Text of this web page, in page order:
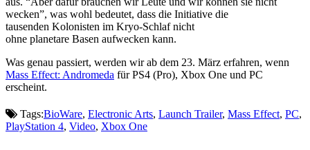
wecken”, was wohl bedeutet, dass die Initiative die
tausenden Kolonisten im Kryo-Schlaf nicht
ohne planetare Basen aufwecken kann.
Was genau passiert, werden wir ab dem 23. März erfahren, wenn
Mass Effect: Andromeda für PS4 (Pro), Xbox One und PC
erscheint.
Tags:BioWare, Electronic Arts, Launch Trailer, Mass Effect, PC,
PlayStation 4, Video, Xbox One